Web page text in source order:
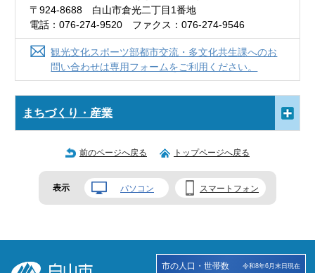
〒924-8688 白山市倉光二丁目1番地
電話：076-274-9520 ファクス：076-274-9546
観光文化スポーツ部都市交流・多文化共生課へのお
問い合わせは専用フォームをご利用ください。
まちづくり・産業
前のページへ戻る トップページへ戻る
表示 パソコン スマートフォン
市の人口・世帯数 令和8年6月末日現在